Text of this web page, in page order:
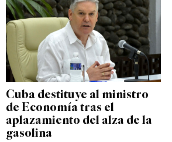
Cuba destituye al ministro
de Economía tras el
aplazamiento del alza de la
gasolina